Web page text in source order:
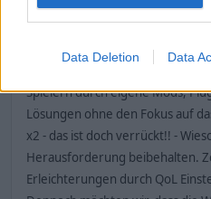
Data Deletion Data
Unsere Agenda:
Spielern durch eigene Mods,
Lösungen ohne den Fokus auf
x2 - das ist doch verrückt!! -
Herausforderung beibehalten.
Erleichterungen durch QoL